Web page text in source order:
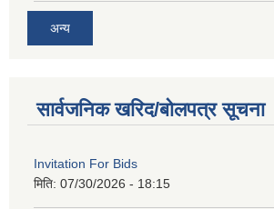
अन्य
सार्वजनिक खरिद/बोलपत्र सूचना
Invitation For Bids
मिति: 07/30/2026 - 18:15